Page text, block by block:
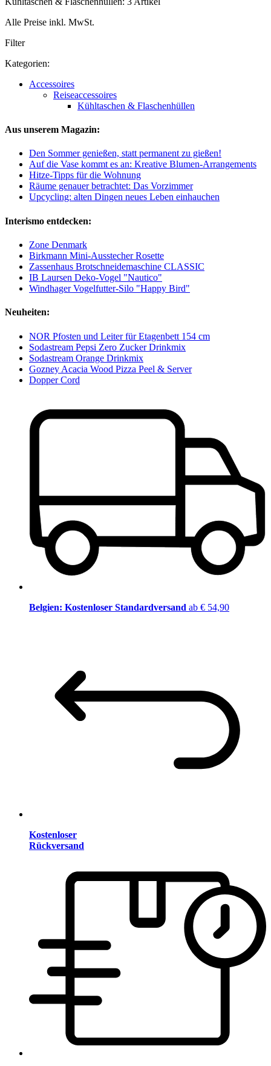
Alle Preise inkl. MwSt.
Filter
Kategorien:
Accessoires
Reiseaccessoires
Kühltaschen & Flaschenhüllen
Aus unserem Magazin:
Den Sommer genießen, statt permanent zu gießen!
Auf die Vase kommt es an: Kreative Blumen-Arrangements
Hitze-Tipps für die Wohnung
Räume genauer betrachtet: Das Vorzimmer
Upcycling: alten Dingen neues Leben einhauchen
Interismo entdecken:
Zone Denmark
Birkmann Mini-Ausstecher Rosette
Zassenhaus Brotschneidemaschine CLASSIC
IB Laursen Deko-Vogel "Nautico"
Windhager Vogelfutter-Silo "Happy Bird"
Neuheiten:
NOR Pfosten und Leiter für Etagenbett 154 cm
Sodastream Pepsi Zero Zucker Drinkmix
Sodastream Orange Drinkmix
Gozney Acacia Wood Pizza Peel & Server
Dopper Cord
Belgien: Kostenloser Standardversand ab € 54,90
Kostenloser
Rückversand